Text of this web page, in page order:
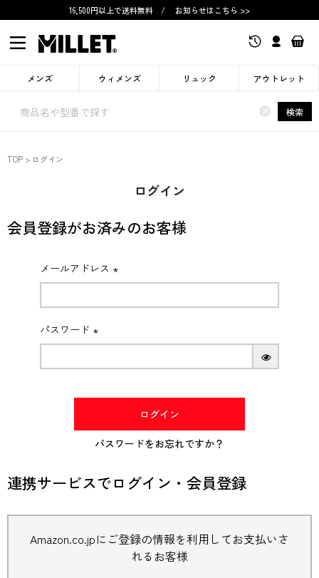
16,500円以上で送料無料 / お知らせはこちら >>
メンズ ウィメンズ リュック アウトレット
× 検索
TOP ログイン
ログイン
会員登録がお済みのお客様
メールアドレス
(必
パスワード
(必
ログイン
パスワードをお忘れですか？
連携サービスでログイン・会員登録
Amazon.co.jpにご登録の情報を利用してお支払いさ
れるお客様